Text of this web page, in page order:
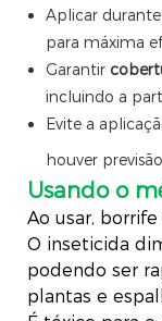
Aplicar durante
para máxima
Garantir
incluindo a
Evite a
houver
Usando o
Ao usar,
O inseticida
podendo ser
plantas e